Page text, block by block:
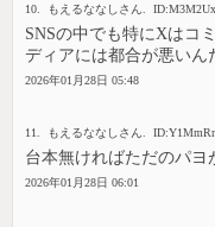
10. もえるななしさん.
SNSの中でも特にXはコ
ディアには都合が悪いん
2026年01月28日 05:48
11. もえるななしさん.
台本無ければただのパヨ
2026年01月28日 06:01